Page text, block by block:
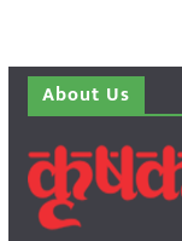
About Us